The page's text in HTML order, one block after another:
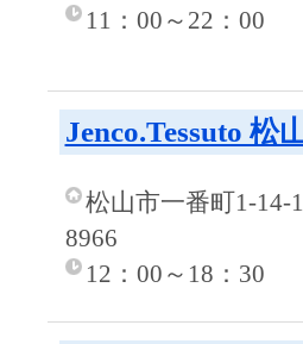
11：00～22：00
Jenco.Tessuto 松
松山市一番町1-14-
8966
12：00～18：30